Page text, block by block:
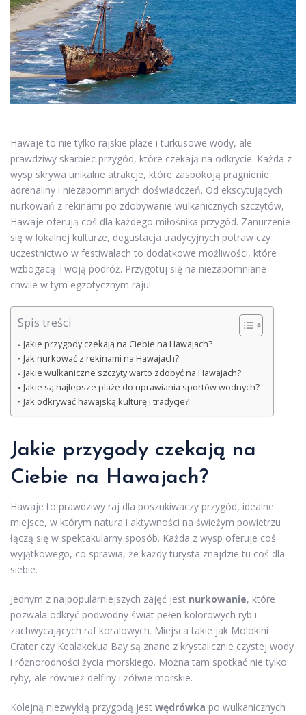
Hawaje to nie tylko rajskie plaże i turkusowe wody, ale
prawdziwy skarbiec przygód, które czekają na odkrycie. Każda z
wysp skrywa unikalne atrakcje, które zaspokoją pragnienie
adrenaliny i niezapomnianych doświadczeń. Od ekscytujących
nurkowań z rekinami po zdobywanie wulkanicznych szczytów,
Hawaje oferują coś dla każdego miłośnika przygód. Zanurzenie
się w lokalnej kulturze, degustacja tradycyjnych potraw czy
uczestnictwo w festiwalach to dodatkowe możliwości, które
wzbogacą Twoją podróż. Przygotuj się na niezapomniane
chwile w tym egzotycznym raju!
Spis treści
Jakie przygody czekają na Ciebie na Hawajach?
Jak nurkować z rekinami na Hawajach?
Jakie wulkaniczne szczyty warto zdobyć na Hawajach?
Jakie są najlepsze plaże do uprawiania sportów wodnych?
Jak odkrywać hawajską kulturę i tradycje?
Jakie przygody czekają na
Ciebie na Hawajach?
Hawaje to prawdziwy raj dla poszukiwaczy przygód, idealne
miejsce, w którym natura i aktywności na świeżym powietrzu
łączą się w spektakularny sposób. Każda z wysp oferuje coś
wyjątkowego, co sprawia, że każdy turysta znajdzie tu coś dla
siebie.
Jednym z najpopularniejszych zajęć jest nurkowanie, które
pozwala odkryć podwodny świat pełen kolorowych ryb i
zachwycających raf koralowych. Miejsca takie jak Molokini
Crater czy Kealakekua Bay są znane z krystalicznie czystej wody
i różnorodności życia morskiego. Można tam spotkać nie tylko
ryby, ale również delfiny i żółwie morskie.
Kolejną niezwykłą przygodą jest wędrówka po wulkanicznych